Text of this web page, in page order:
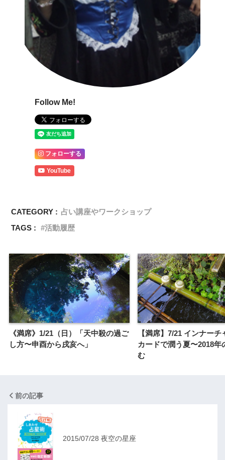
Follow Me!
フォローする
YouTube
CATEGORY : 占い講座やワークショップ
TAGS :
活動履歴
《満席》1/21（日）「天中殺の過ご
し方〜申酉から戌亥へ」
【満席】7/21 インナーチ
カードで潤う夏〜2018年
む
前の記事
2015/07/28 夜空の星座